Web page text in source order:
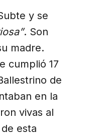
y se
. Son
madre.
cumplió 17
de
en la
vivas al
esta